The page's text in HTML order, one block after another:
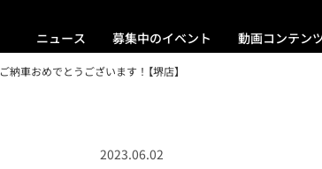
ニュース 募集中のイベント 動画コンテン
ご納車おめでとうございます！【堺店】
2023.06.02